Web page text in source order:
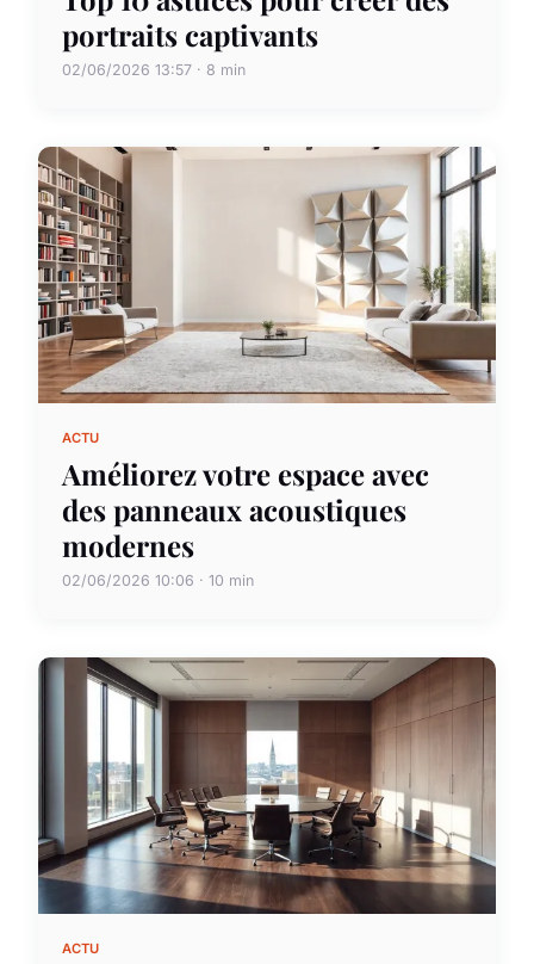
portraits captivants
02/06/2026 13:57 · 8 min
ACTU
Améliorez votre espace avec
des panneaux acoustiques
modernes
02/06/2026 10:06 · 10 min
ACTU